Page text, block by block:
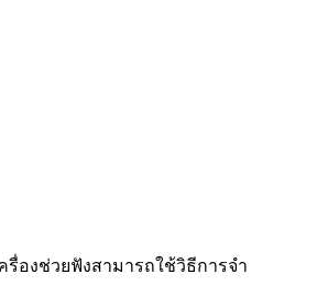
รื่องช่วยฟังสามารถใช้วิธีการจำ